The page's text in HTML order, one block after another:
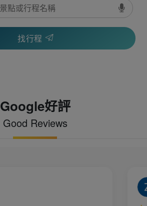
找行程
Google好評
Good Reviews